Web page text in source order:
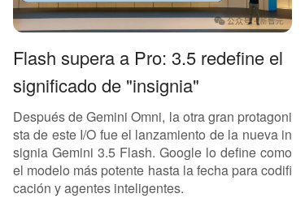
Flash supera a Pro: 3.5 redefine el
significado de "insignia"
Después de Gemini Omni, la otra gran protagoni
sta de este I/O fue el lanzamiento de la nueva in
signia Gemini 3.5 Flash. Google lo define como
el modelo más potente hasta la fecha para codifi
cación y agentes inteligentes.